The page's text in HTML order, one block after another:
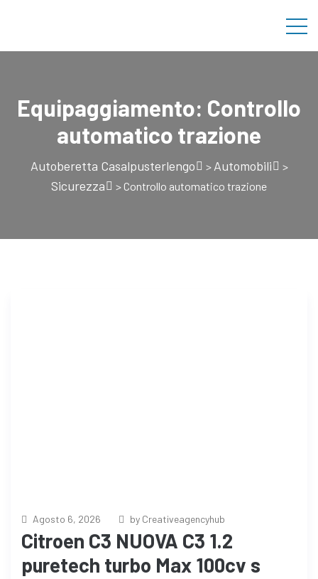
Equipaggiamento: Controllo
automatico trazione
Autoberetta Casalpusterlengo > Automobili >
Sicurezza > Controllo automatico trazione
Agosto 6, 2026 by Creativeagencyhub
Citroen C3 NUOVA C3 1.2
puretech turbo Max 100cv s